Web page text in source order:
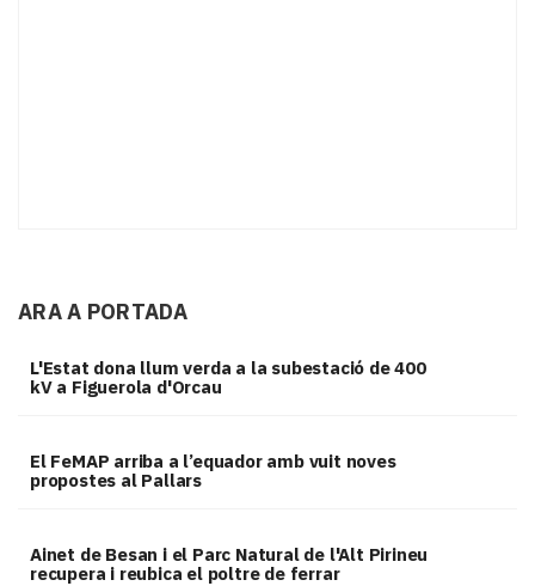
ARA A PORTADA
L'Estat dona llum verda a la subestació de 400
kV a Figuerola d'Orcau
El FeMAP arriba a l’equador amb vuit noves
propostes al Pallars
Ainet de Besan i el Parc Natural de l'Alt Pirineu
recupera i reubica el poltre de ferrar